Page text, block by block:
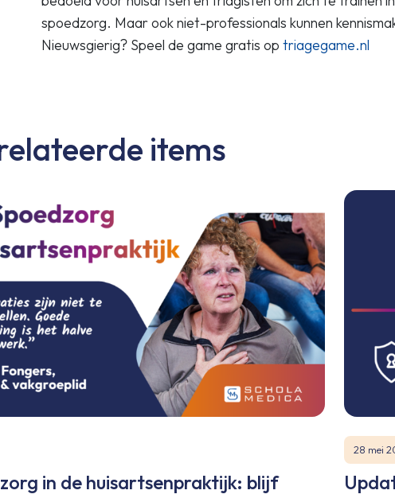
spoedzorg. Maar ook niet-professionals kunnen
Nieuwsgierig? Speel de game gratis op triagegame.nl
items
in de huisartsenpraktijk: blijf
28 mei